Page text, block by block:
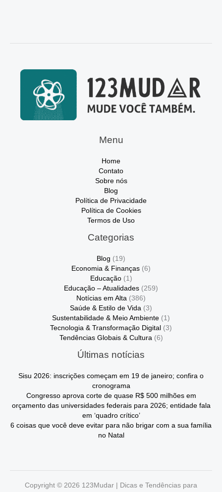
Menu
Home
Contato
Sobre nós
Blog
Política de Privacidade
Política de Cookies
Termos de Uso
Categorias
Blog (19)
Economia & Finanças (6)
Educação(1)
Educação – Atualidades (259)
Notícias em Alta (386)
Saúde & Estilo de Vida (3)
Sustentabilidade & Meio Ambiente (1)
Tecnologia & Transformação Digital (3)
Tendências Globais & Cultura(6)
Últimas notícias
Sisu 2026: inscrições começam em 19 de janeiro; confira o
cronograma
Congresso aprova corte de quase R$ 500 milhões em
orçamento das universidades federais para 2026; entidade fala
em ‘quadro crítico’
6 coisas que você deve evitar para não brigar com a sua família
no Natal
Copyright © 2026 123Mudar | Dicas e Tendências para